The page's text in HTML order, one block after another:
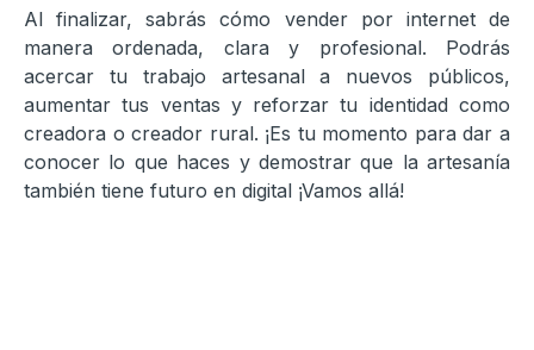
Al finalizar, sabrás cómo vender por internet de
manera ordenada, clara y profesional. Podrás
acercar tu trabajo artesanal a nuevos públicos,
aumentar tus ventas y reforzar tu identidad como
creadora o creador rural. ¡Es tu momento para dar a
conocer lo que haces y demostrar que la artesanía
también tiene futuro en digital ¡Vamos allá!